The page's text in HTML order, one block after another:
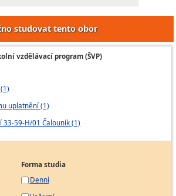
studovat tento obor
vzdělávací program (ŠVP)
uplatnění (1)
33-59-H/01 Čalouník (1)
Forma studia
Denní